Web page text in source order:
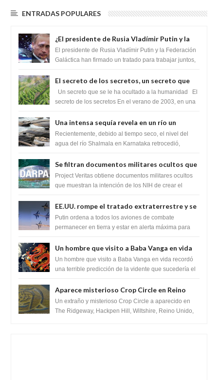
ENTRADAS POPULARES
¿El presidente de Rusia Vladímir Putin y la
Federación Galactica han firmado un
tratado para acabar con los Sionistas?
El presidente de Rusia Vladímir Putin y la Federación
Galáctica han firmado un tratado para trabajar juntos,
El secreto de los secretos, un secreto que
cambiaría por completo el destino de la
humanidad
Un secreto que se le ha ocultado a la humanidad El
secreto de los secretos En el verano de 2003, en una
Una intensa sequía revela en un río un
impresionante hallazgo de miles de Shiva
Lingas
Recientemente, debido al tiempo seco, el nivel del
agua del río Shalmala en Karnataka retrocedió,
Se filtran documentos militares ocultos que
muestran la intención de los NIH de crear el
SARS-CoV-2, utilizando la investigación de
Project Veritas obtiene documentos militares ocultos
que muestran la intención de los NIH de crear el
EE.UU. rompe el tratado extraterrestre y se
prepara para destruir el misterioso satélite
"Caballero Negro"
Putin ordena a todos los aviones de combate
permanecer en tierra y estar en alerta máxima para
Un hombre que visito a Baba Vanga en vida
recordó la terrible predicción de la vidente
para febrero de 2022.
Un hombre que visito a Baba Vanga en vida recordó
una terrible predicción de la vidente que sucedería el
Aparece misterioso Crop Circle en Reino
Unido 23 de junio 2016
Un extraño y misterioso Crop Circle a aparecido en
The Ridgeway, Hackpen Hill, Wiltshire, Reino Unido,